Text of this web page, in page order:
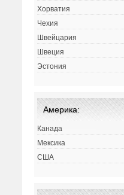
Хорватия
Чехия
Швейцария
Швеция
Эстония
Америка:
Канада
Мексика
США